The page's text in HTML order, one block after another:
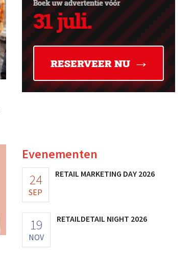
Evenementen
24
SEP
RETAIL MARKETING DAY 2026
19
NOV
RETAILDETAIL NIGHT 2026